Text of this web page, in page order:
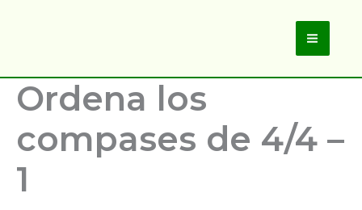
Main
Ordena los
compases de 4/4 –
1